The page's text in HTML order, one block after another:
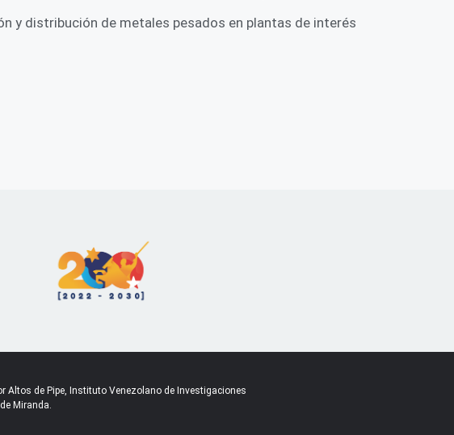
y distribución de metales pesados en plantas de interés
Altos de Pipe, Instituto Venezolano de Investigaciones
Miranda.